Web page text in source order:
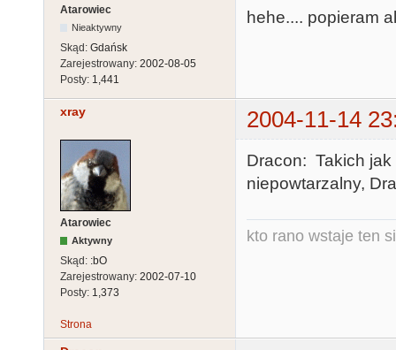
Atarowiec
Nieaktywny
Skąd: Gdańsk
Zarejestrowany: 2002-08-05
Posty: 1,441
hehe.... popieram
xray 2004-11-14
Atarowiec
Aktywny
Skąd: :bO
Zarejestrowany: 2002-07-10
Posty: 1,373
Dracon: Takich
niepowtarzalny,
kto rano wstaje ten
Strona